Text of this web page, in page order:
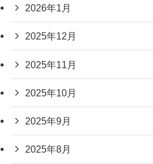
2026年1月
2025年12月
2025年11月
2025年10月
2025年9月
2025年8月